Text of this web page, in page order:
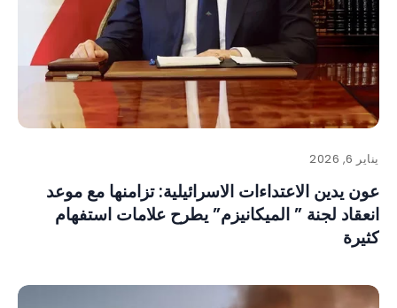
يناير 6, 2026
عون يدين الاعتداءات الاسرائيلية: تزامنها مع موعد
انعقاد لجنة ” الميكانيزم” يطرح علامات استفهام
كثيرة